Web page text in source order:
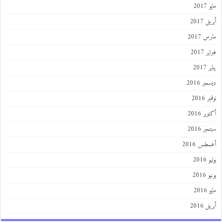
مايو 2017
أبريل 2017
مارس 2017
فبراير 2017
يناير 2017
ديسمبر 2016
نوفمبر 2016
أكتوبر 2016
سبتمبر 2016
أغسطس 2016
يوليو 2016
يونيو 2016
مايو 2016
أبريل 2016